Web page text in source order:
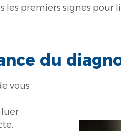
premiers signes pour
du
vous